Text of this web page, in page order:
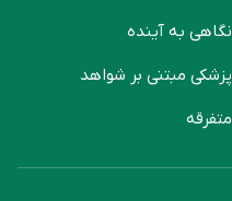
نگاهی به آینده
پزشکی مبتنی بر شواهد
متفرقه